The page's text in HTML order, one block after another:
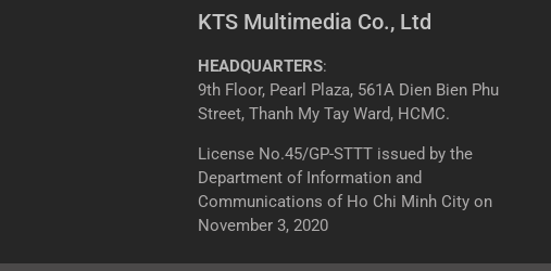
KTS Multimedia Co., Ltd
HEADQUARTERS:
9th Floor, Pearl Plaza, 561A Dien Bien Phu
Street, Thanh My Tay Ward, HCMC.
License No.45/GP-STTT issued by the
Department of Information and
Communications of Ho Chi Minh City on
November 3, 2020